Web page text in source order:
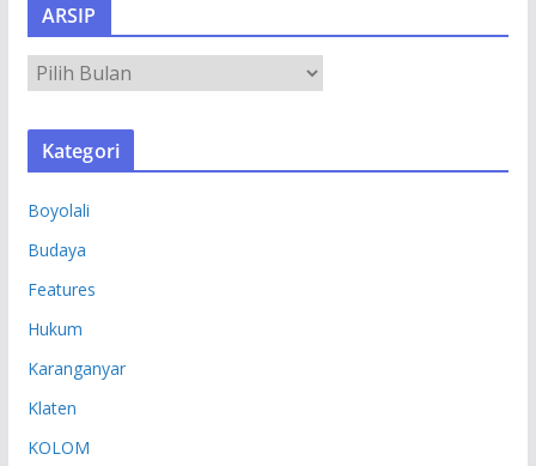
ARSIP
R
S
Kategori
Boyolali
Budaya
Features
Hukum
Karanganyar
Klaten
KOLOM